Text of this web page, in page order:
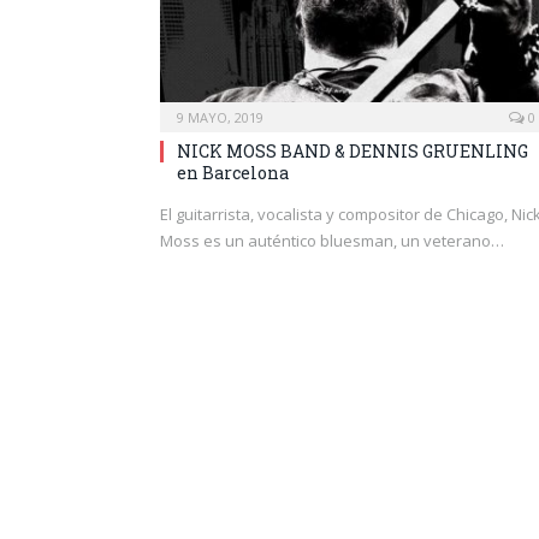
9 MAYO, 2019 0
NICK MOSS BAND & DENNIS GRUENLING
en Barcelona
El guitarrista, vocalista y compositor de Chicago,
Moss es un auténtico bluesman, un veterano…